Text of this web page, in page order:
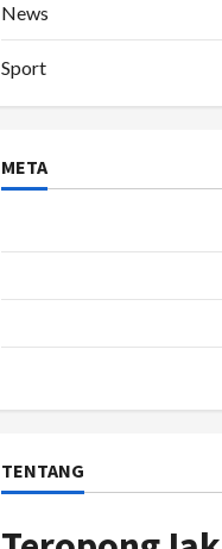
News
Sport
META
TENTANG